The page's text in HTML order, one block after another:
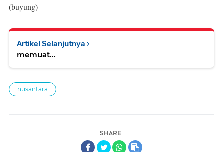
(buyung)
Artikel Selanjutnya
memuat...
nusantara
SHARE